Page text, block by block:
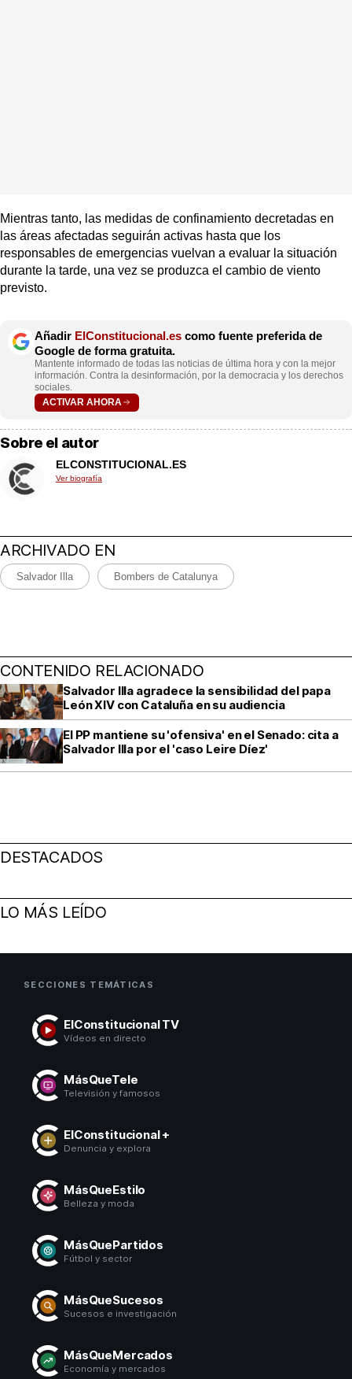
Mientras tanto, las medidas de confinamiento decretadas en
las áreas afectadas seguirán activas hasta que los
responsables de emergencias vuelvan a evaluar la situación
durante la tarde, una vez se produzca el cambio de viento
previsto.
Añadir ElConstitucional.es como fuente preferida de
Google de forma gratuita.
Mantente informado de todas las noticias de última hora y con la mejor
información. Contra la desinformación, por la democracia y los derechos
sociales.
ACTIVAR AHORA
Sobre el autor
ELCONSTITUCIONAL.ES
Ver biografía
ARCHIVADO EN
Salvador Illa Bombers de Catalunya
CONTENIDO RELACIONADO
Salvador Illa agradece la sensibilidad del papa
León XIV con Cataluña en su audiencia
El PP mantiene su 'ofensiva' en el Senado: cita a
Salvador Illa por el 'caso Leire Díez'
DESTACADOS
LO MÁS LEÍDO
SECCIONES TEMÁTICAS
ElConstitucional TV
Vídeos en directo
MásQueTele
Televisión y famosos
ElConstitucional +
Denuncia y explora
MásQueEstilo
Belleza y moda
MásQuePartidos
Fútbol y sector
MásQueSucesos
Sucesos e investigación
MásQueMercados
Economía y mercados